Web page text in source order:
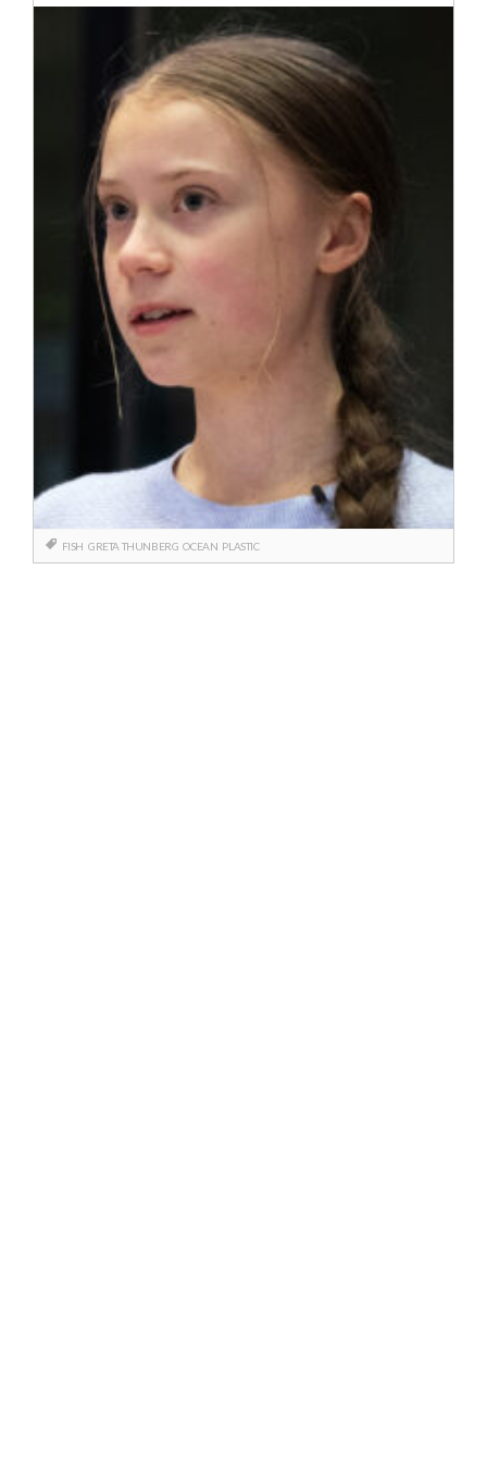
FISH GRETA THUNBERG OCEAN PLASTIC